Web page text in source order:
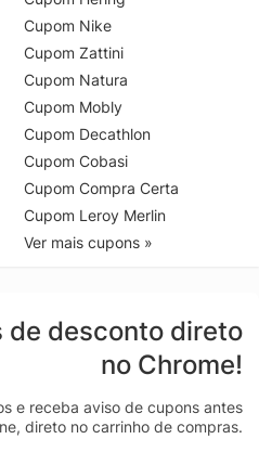
Cupom Nike
Cupom Zattini
Cupom Natura
Cupom Mobly
Cupom Decathlon
Cupom Cobasi
Cupom Compra Certa
Cupom Leroy Merlin
Ver mais cupons »
de desconto direto
no Chrome!
e receba aviso de cupons antes
direto no carrinho de compras.